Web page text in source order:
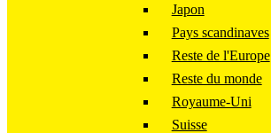
Japon
Pays scandinaves
Reste de l'Europe
Reste du monde
Royaume-Uni
Suisse